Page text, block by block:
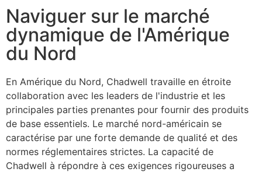
Naviguer sur le marché
dynamique de l'Amérique
du Nord
En Amérique du Nord, Chadwell travaille en étroite
collaboration avec les leaders de l'industrie et les
principales parties prenantes pour fournir des produits
de base essentiels. Le marché nord-américain se
caractérise par une forte demande de qualité et des
normes réglementaires strictes. La capacité de
Chadwell à répondre à ces exigences rigoureuses a